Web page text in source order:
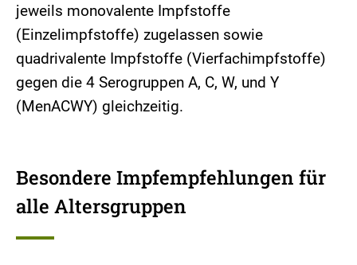
jeweils monovalente Impfstoffe
(Einzelimpfstoffe) zugelassen sowie
quadrivalente Impfstoffe (Vierfachimpfstoffe)
gegen die 4 Serogruppen A, C, W, und Y
(MenACWY) gleichzeitig.
Besondere Impfempfehlungen für
alle Altersgruppen